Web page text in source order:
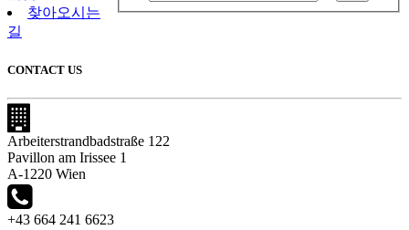
찾아오시는
길
CONTACT US
Arbeiterstrandbadstraße 122
Pavillon am Irissee 1
A-1220 Wien
+43 664 241 6623